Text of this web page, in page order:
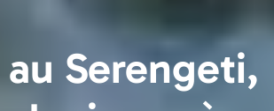
au Serengeti,